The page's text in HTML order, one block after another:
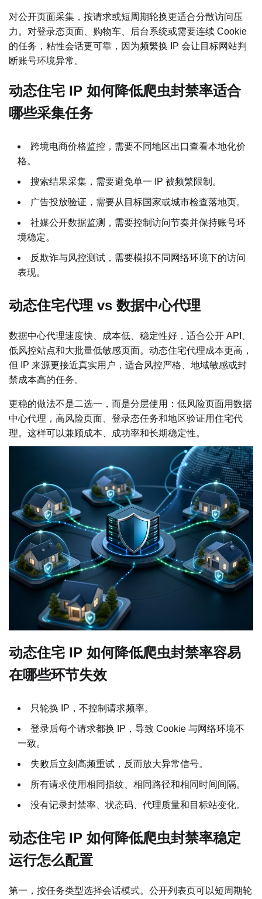
对公开页面采集，按请求或短周期轮换更适合分散访问压
力。对登录态页面、购物车、后台系统或需要连续 Cookie
的任务，粘性会话更可靠，因为频繁换 IP 会让目标网站判
断账号环境异常。
动态住宅 IP 如何降低爬虫封禁率适合
哪些采集任务
跨境电商价格监控，需要不同地区出口查看本地化价
格。
搜索结果采集，需要避免单一 IP 被频繁限制。
广告投放验证，需要从目标国家或城市检查落地页。
社媒公开数据监测，需要控制访问节奏并保持账号环
境稳定。
反欺诈与风控测试，需要模拟不同网络环境下的访问
表现。
动态住宅代理 vs 数据中心代理
数据中心代理速度快、成本低、稳定性好，适合公开 API、
低风控站点和大批量低敏感页面。动态住宅代理成本更高，
但 IP 来源更接近真实用户，适合风控严格、地域敏感或封
禁成本高的任务。
更稳的做法不是二选一，而是分层使用：低风险页面用数据
中心代理，高风险页面、登录态任务和地区验证用住宅代
理。这样可以兼顾成本、成功率和长期稳定性。
动态住宅 IP 如何降低爬虫封禁率容易
在哪些环节失效
只轮换 IP，不控制请求频率。
登录后每个请求都换 IP，导致 Cookie 与网络环境不
一致。
失败后立刻高频重试，反而放大异常信号。
所有请求使用相同指纹、相同路径和相同时间间隔。
没有记录封禁率、状态码、代理质量和目标站变化。
动态住宅 IP 如何降低爬虫封禁率稳定
运行怎么配置
第一，按任务类型选择会话模式。公开列表页可以短周期轮